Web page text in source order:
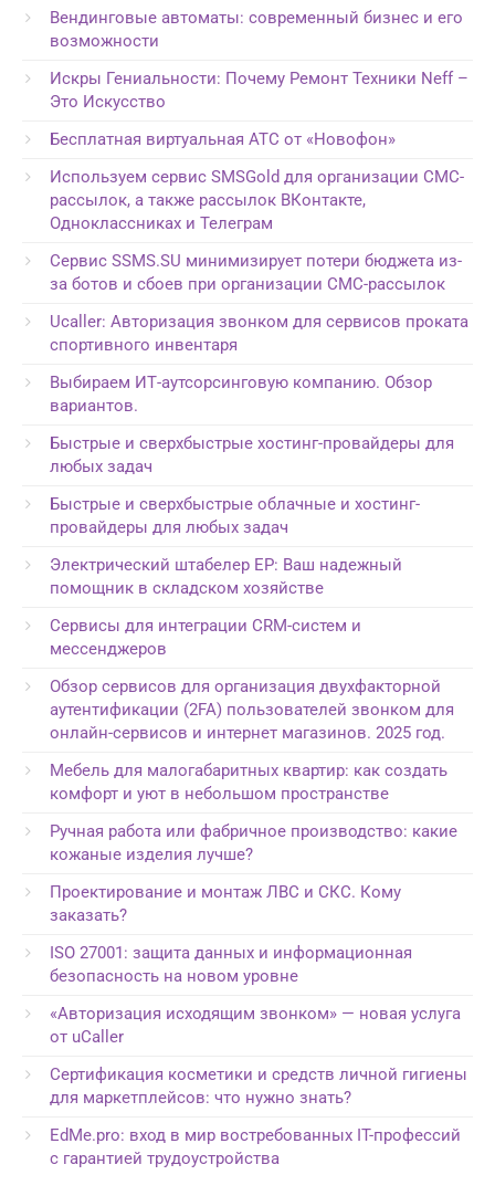
Вендинговые автоматы: современный бизнес и его
возможности
Искры Гениальности: Почему Ремонт Техники Neff –
Это Искусство
Бесплатная виртуальная АТС от «Новофон»
Используем сервис SMSGold для организации СМС-
рассылок, а также рассылок ВКонтакте,
Одноклассниках и Телеграм
Сервис SSMS.SU минимизирует потери бюджета из-
за ботов и сбоев при организации СМС-рассылок
Ucaller: Авторизация звонком для сервисов проката
спортивного инвентаря
Выбираем ИТ-аутсорсинговую компанию. Обзор
вариантов.
Быстрые и сверхбыстрые хостинг-провайдеры для
любых задач
Быстрые и сверхбыстрые облачные и хостинг-
провайдеры для любых задач
Электрический штабелер EP: Ваш надежный
помощник в складском хозяйстве
Сервисы для интеграции CRM-систем и
мессенджеров
Обзор сервисов для организация двухфакторной
аутентификации (2FA) пользователей звонком для
онлайн-сервисов и интернет магазинов. 2025 год.
Мебель для малогабаритных квартир: как создать
комфорт и уют в небольшом пространстве
Ручная работа или фабричное производство: какие
кожаные изделия лучше?
Проектирование и монтаж ЛВС и СКС. Кому
заказать?
ISO 27001: защита данных и информационная
безопасность на новом уровне
«Авторизация исходящим звонком» — новая услуга
от uCaller
Сертификация косметики и средств личной гигиены
для маркетплейсов: что нужно знать?
EdMe.pro: вход в мир востребованных IT-профессий
с гарантией трудоустройства